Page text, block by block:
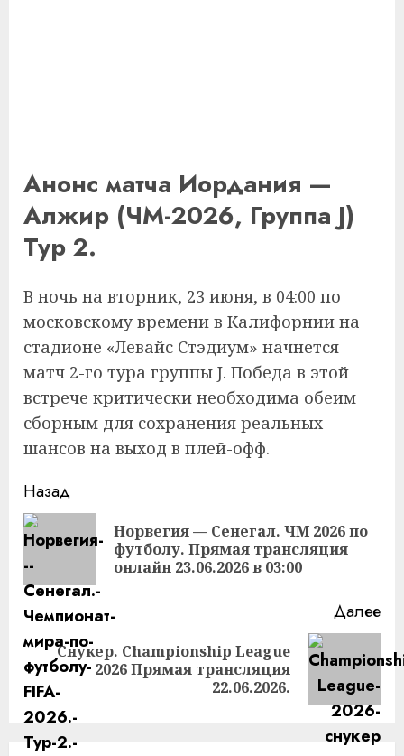
Анонс матча Иордания —
Алжир (ЧМ-2026, Группа J)
Тур 2.
В ночь на вторник, 23 июня, в 04:00 по
московскому времени в Калифорнии на
стадионе «Левайс Стэдиум» начнется
матч 2-го тура группы J. Победа в этой
встрече критически необходима обеим
сборным для сохранения реальных
шансов на выход в плей-офф.
Продолжить
чтение
Назад
Норвегия — Сенегал. ЧМ 2026 по
футболу. Прямая трансляция
онлайн 23.06.2026 в 03:00
Далее
Следующая
запись:
Снукер. Championship League
2026 Прямая трансляция
22.06.2026.